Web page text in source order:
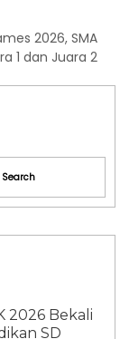
2026, SMA
1 dan Juara 2
2026 Bekali
SD